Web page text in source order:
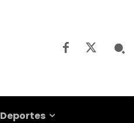
Deportes